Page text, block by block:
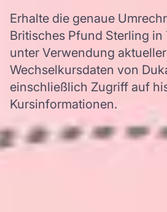
Erhalte die genaue
Britisches Pfund Sterling in
unter Verwendung
Wechselkursdaten von
einschließlich Zugriff auf
Kursinformationen.